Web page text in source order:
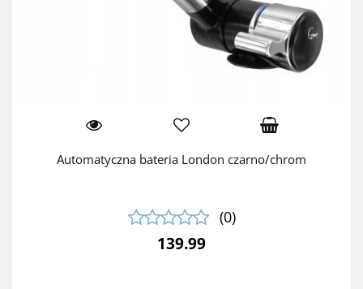
Automatyczna bateria London czarno/chrom
(0)
139.99